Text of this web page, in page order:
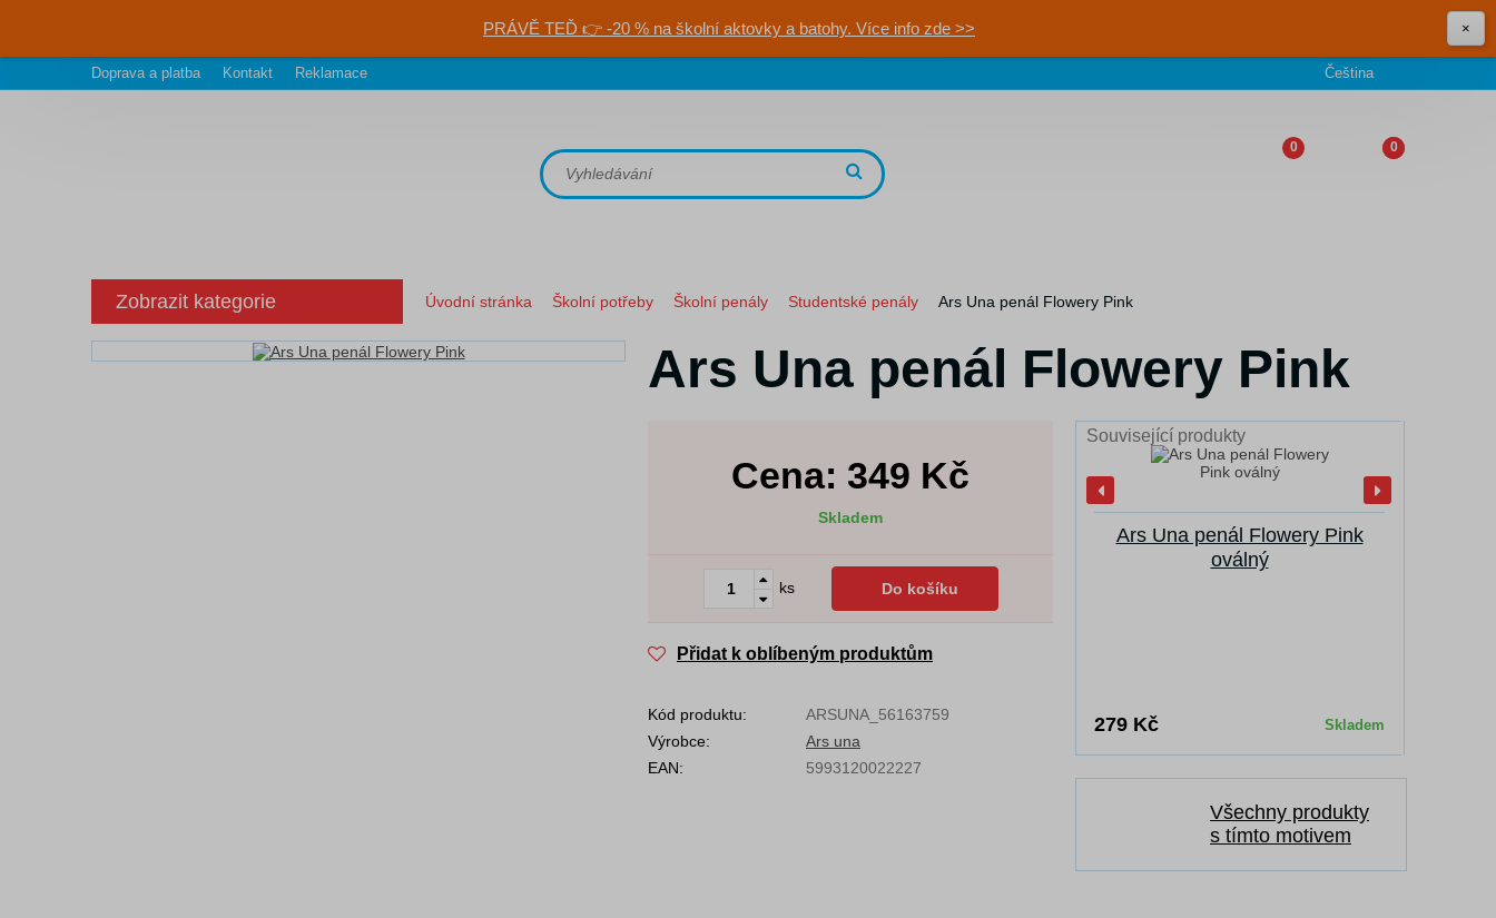
PRÁVĚ TEĎ 👉 -20 % na školní aktovky a batohy. Více info zde >> ×
Doprava a platba Kontakt Reklamace Čeština
0 0
Zobrazit kategorie Úvodní stránka Školní potřeby Školní penály Studentské penály Ars Una penál Flowery Pink
Ars Una penál Flowery Pink
Cena: 349 Kč
Skladem
ks Do košíku
Přidat k oblíbeným produktům
Kód produktu:
ARSUNA_56163759
Výrobce:
Ars una
EAN:
5993120022227
Související produkty
Ars Una penál Flowery Pink
oválný
279 Kč Skladem
Všechny produkty
s tímto motivem